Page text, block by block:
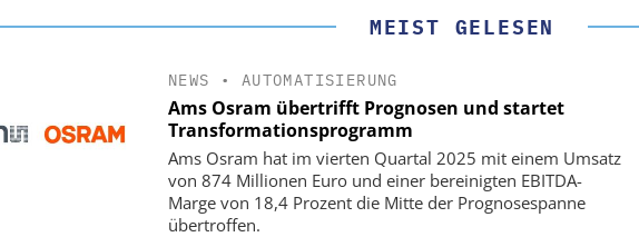
MEIST GELESEN
NEWS • AUTOMATISIERUNG
Ams Osram übertrifft Prognosen und startet
Transformationsprogramm
Ams Osram hat im vierten Quartal 2025 mit einem Umsatz
von 874 Millionen Euro und einer bereinigten EBITDA-
Marge von 18,4 Prozent die Mitte der Prognosespanne
übertroffen.